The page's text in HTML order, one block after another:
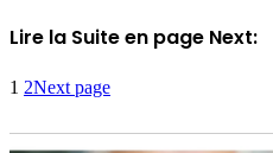
Lire la Suite en page Next:
1 2Next page